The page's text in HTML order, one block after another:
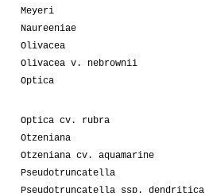
Meyeri
Naureeniae
Olivacea
Olivacea v. nebrownii
Optica
Optica cv. rubra
Otzeniana
Otzeniana cv. aquamarine
Pseudotruncatella
Pseudotruncatella ssp. dendritica